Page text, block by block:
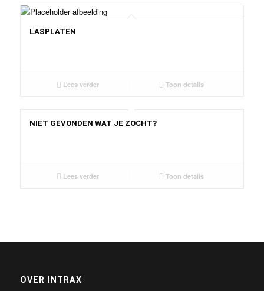
LASPLATEN
Lees verder Toon details
NIET GEVONDEN WAT JE ZOCHT?
Lees verder Toon details
OVER INTRAX